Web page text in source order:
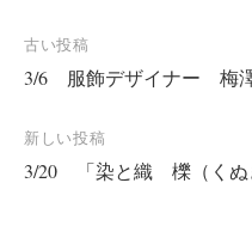
投
稿
ナ
ビ
古い投稿
3/6 服飾デザイナー 梅
新しい投稿
3/20 「染と織 櫟（く